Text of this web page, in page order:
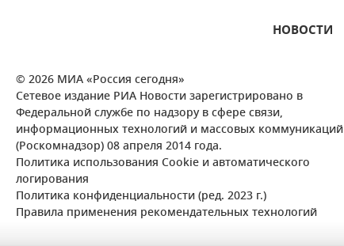
НОВОСТИ
© 2026 МИА «Россия сегодня»
Сетевое издание РИА Новости зарегистрировано в
Федеральной службе по надзору в сфере связи,
информационных технологий и массовых коммуникаций
(Роскомнадзор) 08 апреля 2014 года.
Политика использования Cookie и автоматического
логирования
Политика конфиденциальности (ред. 2023 г.)
Правила применения рекомендательных технологий